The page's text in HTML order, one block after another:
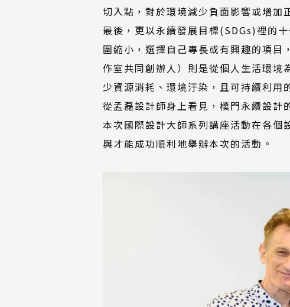
切入點，對於環境減少負面影響或增加
最後，更以永續發展目標(SDGs)裡的
圍縮小，選擇自己專長或有興趣的項
作室共同創辦人）則是從個人生活環境
少資源消耗、環境汙染，且可持續利用
從孟磊設計師身上看見，樸門永續設計
本次國際設計大師系列講座活動在各個
與才能成功順利地舉辦本次的活動。